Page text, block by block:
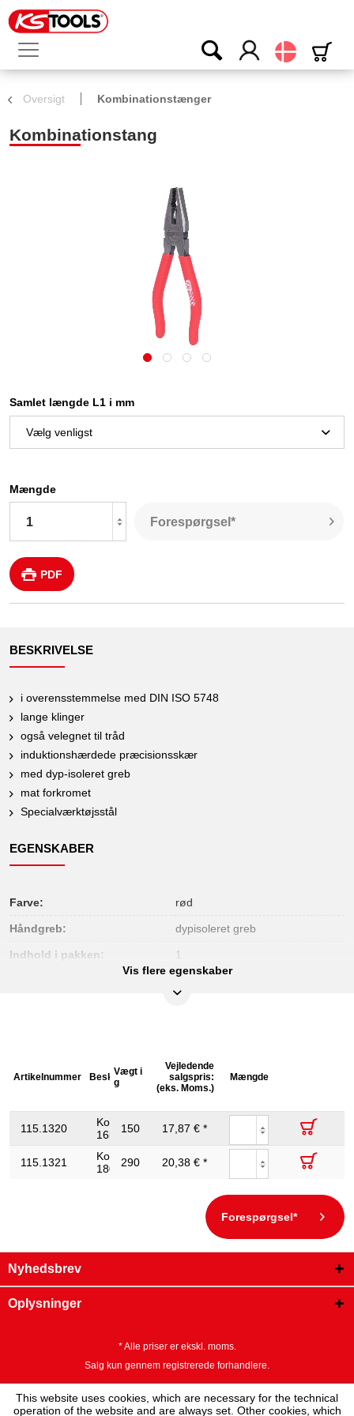
Dansk
Oversigt Kombinationstænger
Kombinationstang
Samlet længde L1 i mm
Mængde
Forespørgsel*
PDF
BESKRIVELSE
i overensstemmelse med DIN ISO 5748
lange klinger
også velegnet til tråd
induktionshærdede præcisionsskær
med dyp-isoleret greb
mat forkromet
Specialværktøjsstål
EGENSKABER
Farve: rød
Håndgreb: dypisoleret greb
Indhold i pakken: 1
Specialværktøjsstål
1.6
Vis flere egenskaber
Artikelnummer Beskrivelse
Samlet
længde
L1 i mm
emballage
Vægt i
g
Vejledende
salgspris:
(eks. Moms.)
Mængde
115.1320
Kombinationstang,
165mm
53
150 17,87 € *
115.1321
Kombinationstang,
180mm
89
290 20,38 € *
Forespørgsel*
Nyhedsbrev
Oplysninger
* Alle priser er ekskl. moms.
Salg kun gennem registrerede forhandlere.
This website uses cookies, which are necessary for the technical
operation of the website and are always set. Other cookies, which